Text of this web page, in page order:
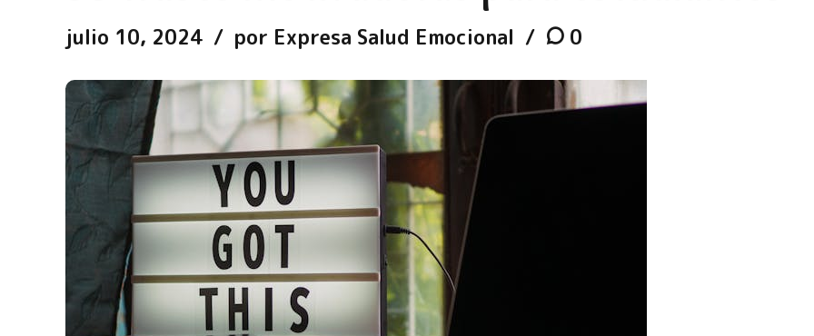
julio 10, 2024 por Expresa Salud Emocional 0